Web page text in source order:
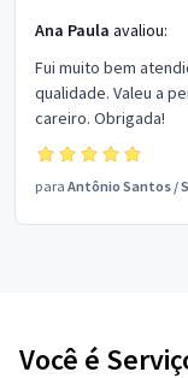
Ana Paula avaliou:
Fui muito bem
qualidade. Valeu a
careiro. Obrigada!
para Antônio Santos /
Você é